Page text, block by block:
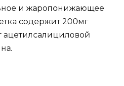
и жаропонижающее
содержит 200мг
ацетилсалициловой